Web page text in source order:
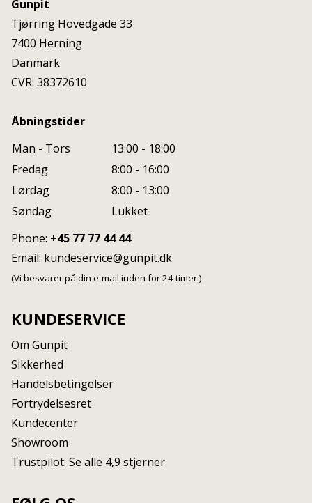
Gunpit
Tjørring Hovedgade 33
7400 Herning
Danmark
CVR: 38372610
Åbningstider
Man - Tors
13:00 - 18:00
Fredag
8:00 - 16:00
Lørdag
8:00 - 13:00
Søndag
Lukket
Phone: +45 77 77 44 44
Email: kundeservice@gunpit.dk
(Vi besvarer på din e-mail inden for 24 timer.)
KUNDESERVICE
Om Gunpit
Sikkerhed
Handelsbetingelser
Fortrydelsesret
Kundecenter
Showroom
Trustpilot: Se alle 4,9 stjerner